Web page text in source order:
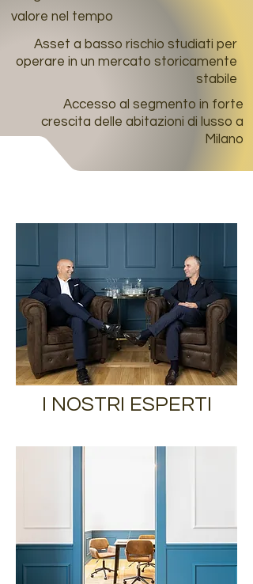
valore nel tempo
Asset a basso rischio studiati per
operare in un mercato storicamente
stabile
Accesso al segmento in forte
crescita delle abitazioni di lusso a
Milano
I NOSTRI ESPERTI